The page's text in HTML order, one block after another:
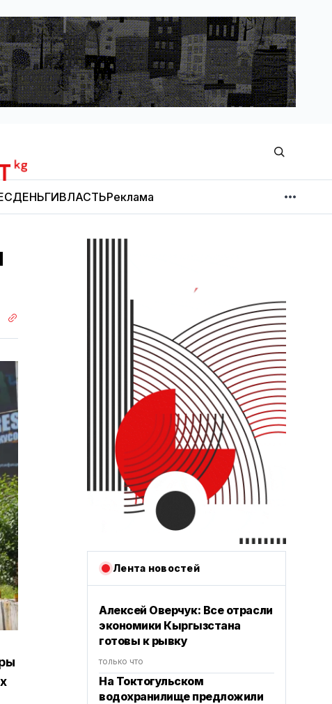
ДЕНЬГИВЛАСТЬРеклама
МНЕНИЕ
Лента новостей
Алексей Оверчук: Все отрасли
экономики Кыргызстана
готовы к рывку
только что
На Токтогульском
водохранилище предложили